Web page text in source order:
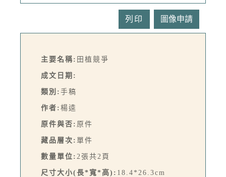
列印
主要名稱: 田植競爭
成文日期:
類別: 手稿
作者: 楊逵
原件與否: 原件
藏品層次: 單件
數量單位: 2張共2頁
尺寸大小(長*寬*高): 18.4*26.3cm